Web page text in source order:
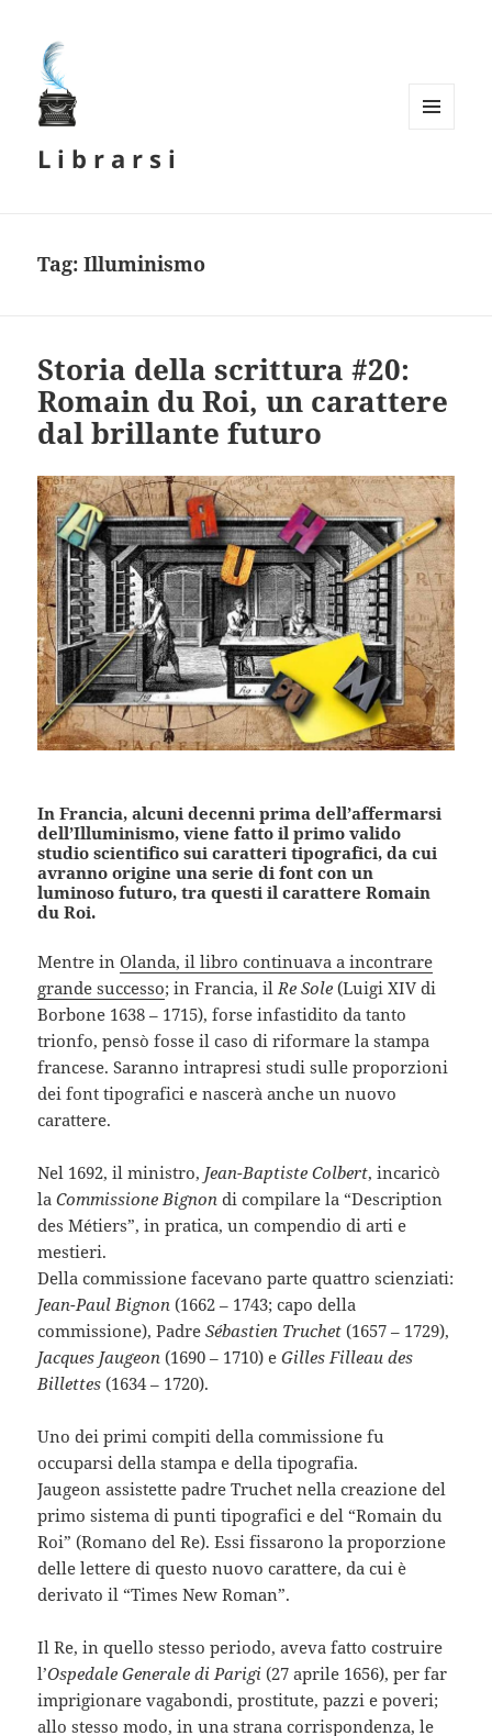
L i b r a r s i
Tag:Illuminismo
Storia della scrittura #20:
Romain du Roi, un carattere
dal brillante futuro
In Francia, alcuni decenni prima dell’affermarsi
dell’Illuminismo, viene fatto il primo valido
studio scientifico sui caratteri tipografici, da cui
avranno origine una serie di font con un
luminoso futuro, tra questi il carattere Romain
du Roi.
Mentre inOlanda, il libro continuava a incontrare
grande successo; in Francia, il Re Sole (Luigi XIV di
Borbone 1638 – 1715), forse infastidito da tanto
trionfo, pensò fosse il caso di riformare la stampa
francese. Saranno intrapresi studi sulle proporzioni
dei font tipografici e nascerà anche un nuovo
carattere.
Nel 1692, il ministro, Jean-Baptiste Colbert, incaricò
laCommissione Bignon di compilare la “Description
des Métiers”, in pratica, un compendio di arti e
mestieri.
Della commissione facevano parte quattro scienziati:
Jean-Paul Bignon (1662 – 1743; capo della
commissione), PadreSébastien Truchet (1657 – 1729),
Jacques Jaugeon (1690 – 1710) eGilles Filleau des
Billettes (1634 – 1720).
Uno dei primi compiti della commissione fu
occuparsi della stampa e della tipografia.
Jaugeon assistette padre Truchet nella creazione del
primo sistema di punti tipografici e del “Romain du
Roi” (Romano del Re). Essi fissarono la proporzione
delle lettere di questo nuovo carattere, da cui è
derivato il “Times New Roman”.
Il Re, in quello stesso periodo, aveva fatto costruire
l’Ospedale Generale di Parigi (27 aprile 1656), per far
imprigionare vagabondi, prostitute, pazzi e poveri;
allo stesso modo, in una strana corrispondenza, le